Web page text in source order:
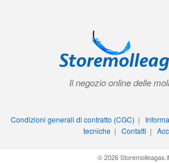
Il negozio online delle
Condizioni generali di contratto (CGC) |
tecniche | Contatti |
© 2026 Storemolleagas.it